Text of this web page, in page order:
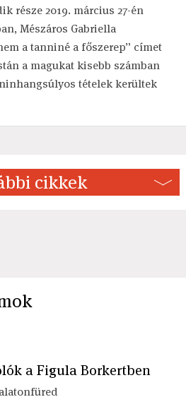
része 2019. március 27-én
Mészáros Gabriella
a tanniné a főszerep” címet
a magukat kisebb számban
tételek kerültek
cikkek
a Figula Borkertben